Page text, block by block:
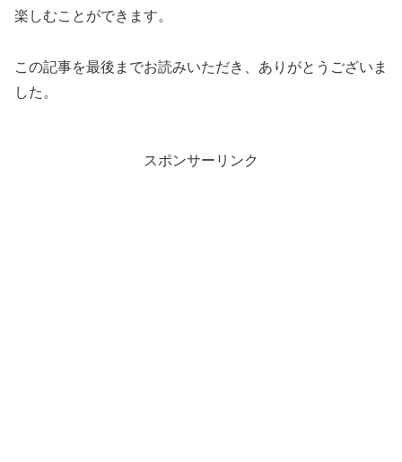
楽しむことができます。
この記事を最後までお読みいただき、ありがとうございま
した。
スポンサーリンク